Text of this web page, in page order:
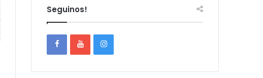
Seguinos!